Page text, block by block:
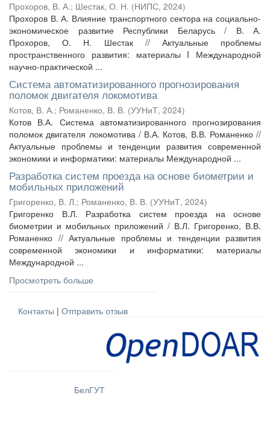
Прохоров, В. А.; Шестак, О. Н. (НИПС, 2024)
Прохоров В. А. Влияние транспортного сектора на социально-
экономическое развитие Республики Беларусь / В. А.
Прохоров, О. Н. Шестак // Актуальные проблемы
пространственного развития: материалы I Международной
научно-практической ...
Система автоматизированного прогнозирования
поломок двигателя локомотива
Котов, В. А.; Романенко, В. В. (УУНиТ, 2024)
Котов В.А. Система автоматизированного прогнозирования
поломок двигателя локомотива / В.А. Котов, В.В. Романенко //
Актуальные проблемы и тенденции развития современной
экономики и информатики: материалы Международной ...
Разработка систем проезда на основе биометрии и
мобильных приложений
Григоренко, В. Л.; Романенко, В. В. (УУНиТ, 2024)
Григоренко В.Л. Разработка систем проезда на основе
биометрии и мобильных приложений / В.Л. Григоренко, В.В.
Романенко // Актуальные проблемы и тенденции развития
современной экономики и информатики: материалы
Международной ...
Просмотреть больше
Контакты | Отправить отзыв
БелГУТ